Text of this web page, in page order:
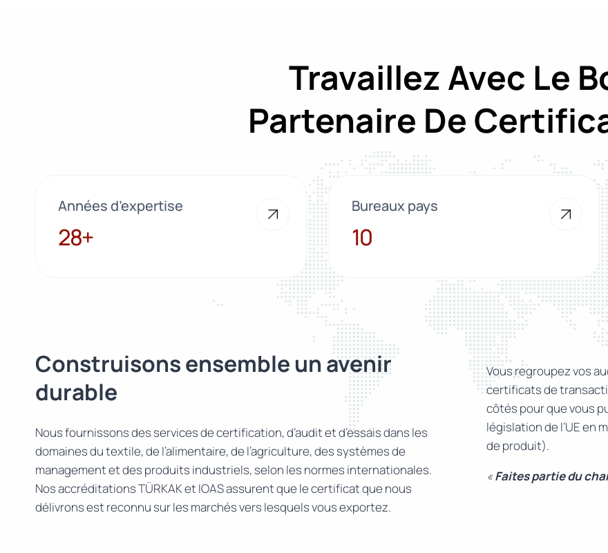
Travaillez Avec Le
Partenaire De
Années d’expertise
28+
28+
Bureaux pays
10
10
Construisons ensemble un avenir
durable
Nous fournissons des services de certification, d’audit et d’essais dans les
domaines du textile, de l’alimentaire, de l’agriculture, des systèmes de
management et des produits industriels, selon les normes internationales.
Nos accréditations TÜRKAK et IOAS assurent que le certificat que nous
délivrons est reconnu sur les marchés vers lesquels vous exportez.
Vous regroupez vos
certificats de
côtés pour que vous
législation de l’UE en
de produit).
«Faites partie du